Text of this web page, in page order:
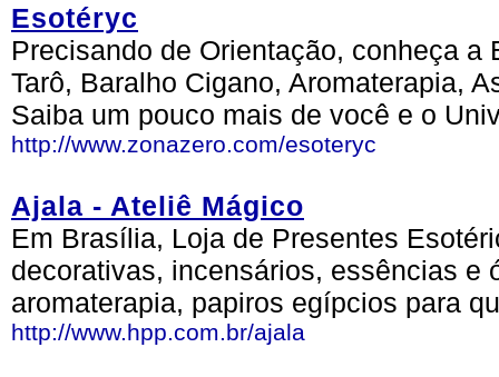
Esotéryc
Precisando de Orientação, conheça
Tarô, Baralho Cigano, Aromaterapia,
Saiba um pouco mais de você e o
http://www.zonazero.com/esoteryc
Ajala - Ateliê Mágico
Em Brasília, Loja de Presentes
decorativas, incensários, essências e
aromaterapia, papiros egípcios para
http://www.hpp.com.br/ajala